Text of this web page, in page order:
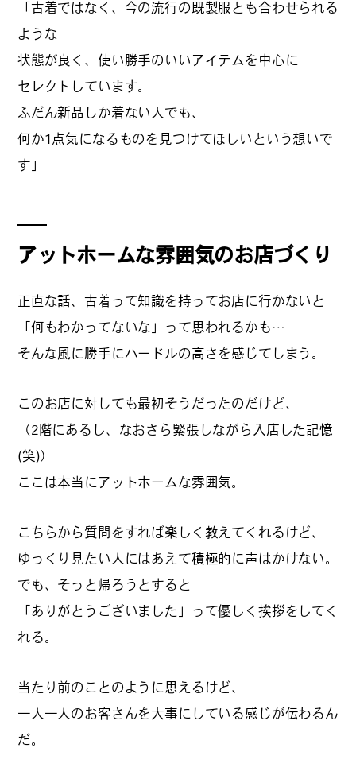
# やっぱり○○が好き
#イベント
ショッピング
#カフェ
FOLLOW US
公式SNSはこちら
Instagra
Threads
「古着ではなく、今の流行の既製服とも合わせられる
ような
状態が良く、使い勝手のいいアイテムを中心に
セレクトしています。
ふだん新品しか着ない人でも、
何か1点気になるものを見つけてほしいという想いで
す」
アットホームな雰囲気のお店づくり
正直な話、古着って知識を持ってお店に行かないと
「何もわかってないな」って思われるかも…
そんな風に勝手にハードルの高さを感じてしまう。
このお店に対しても最初そうだったのだけど、
（2階にあるし、なおさら緊張しながら入店した記憶
(笑)）
ここは本当にアットホームな雰囲気。
こちらから質問をすれば楽しく教えてくれるけど、
ゆっくり見たい人にはあえて積極的に声はかけない。
でも、そっと帰ろうとすると
「ありがとうございました」って優しく挨拶をしてく
れる。
当たり前のことのように思えるけど、
一人一人のお客さんを大事にしている感じが伝わるん
だ。